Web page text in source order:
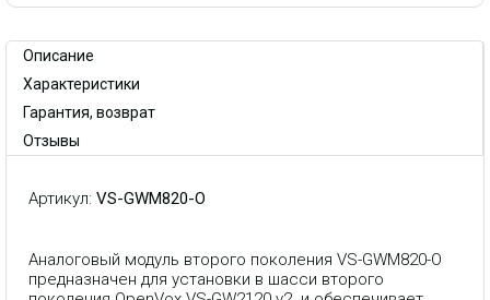
Описание
Характеристики
Гарантия, возврат
Отзывы
Артикул: VS-GWM820-O
Аналоговый модуль второго поколения VS-GWM820-O
предназначен для установки в шасси второго